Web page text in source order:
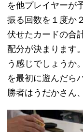
を他プレイヤーが
振る回数を１度か
伏せたカードの合
配分が決まります
う感じでしょうか
を最初に遊んだら
勝者はうだかさん